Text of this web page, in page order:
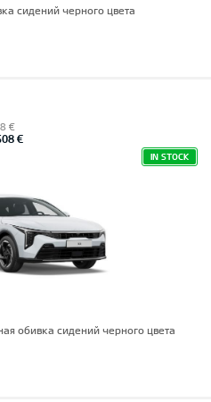
сидений черного цвета
€
€
IN STOCK
обивка сидений черного цвета